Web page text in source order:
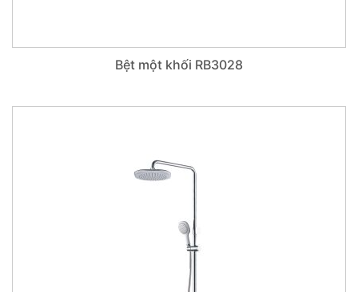
Bệt một khối RB3028